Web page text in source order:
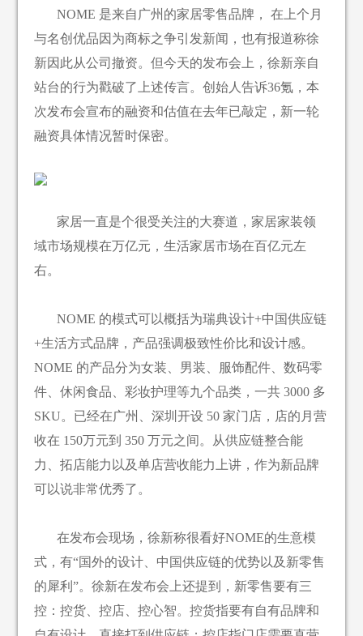
NOME 是来自广州的家居零售品牌， 在上个月
与名创优品因为商标之争引发新闻，也有报道称徐
新因此从公司撤资。但今天的发布会上，徐新亲自
站台的行为戳破了上述传言。创始人告诉36氪，本
次发布会宣布的融资和估值在去年已敲定，新一轮
融资具体情况暂时保密。
家居一直是个很受关注的大赛道，家居家装领
域市场规模在万亿元，生活家居市场在百亿元左
右。
NOME 的模式可以概括为瑞典设计+中国供应链
+生活方式品牌，产品强调极致性价比和设计感。
NOME 的产品分为女装、男装、服饰配件、数码零
件、休闲食品、彩妆护理等九个品类，一共 3000 多
SKU。已经在广州、深圳开设 50 家门店，店的月营
收在 150万元到 350 万元之间。从供应链整合能
力、拓店能力以及单店营收能力上讲，作为新品牌
可以说非常优秀了。
在发布会现场，徐新称很看好NOME的生意模
式，有“国外的设计、中国供应链的优势以及新零售
的犀利”。徐新在发布会上还提到，新零售要有三
控：控货、控店、控心智。控货指要有自有品牌和